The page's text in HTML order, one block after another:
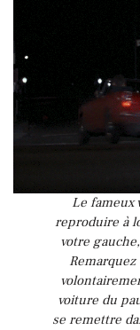
Le fameux
reproduire à
votre
voiture du
se remettre